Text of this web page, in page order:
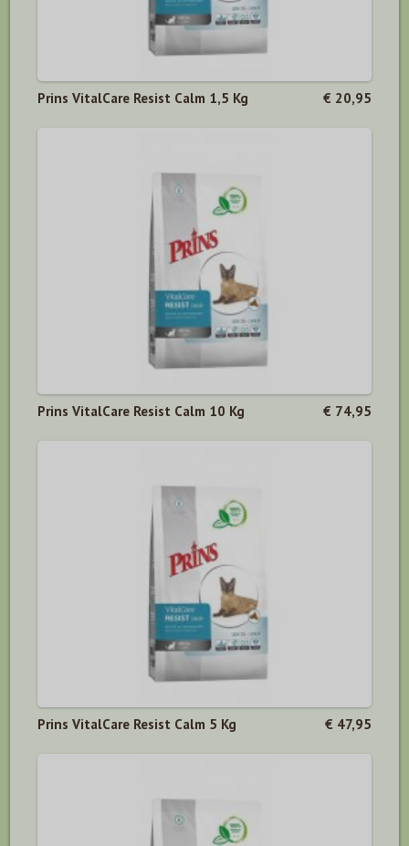
Prins VitalCare Resist Calm 1,5 Kg € 20,95
Prins VitalCare Resist Calm 10 Kg € 74,95
Prins VitalCare Resist Calm 5 Kg € 47,95